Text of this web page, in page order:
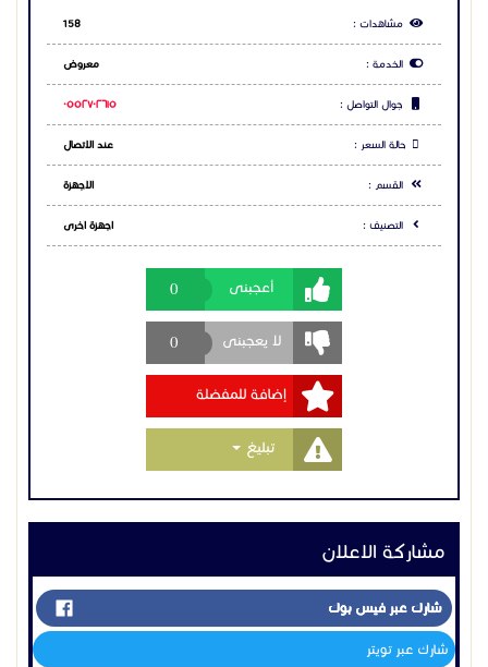
Vigor 3912S لبنية شبكية أكثر قوة واحترافية.
خدمة العملاء 920034444
#درايتك #راوتر_درايتك #راوتر #شبكات #شبكات_شركات
مشاهدات : 158
الخدمة : معروض
جوال التواصل : ٠٥٥٢٧٠٢٦١٥
حالة السعر : عند الاتصال
القسم : الاجهزة
التصنيف : اجهزة اخرى
أعجبنى 0
لا يعجبنى 0
إضافة للمفضلة
تبليغ Toggle Dropdown
مشاركة الاعلان
شارك عبر فيس بوك
شارك عبر تويتر